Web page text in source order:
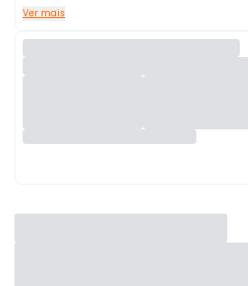
Ver mais